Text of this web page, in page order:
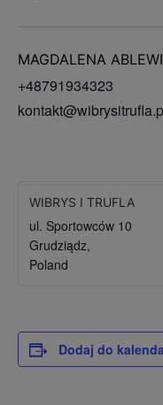
MAGDALENA
+48791934323
WIBRYS I TRUFLA
ul. Sportowców 10
Grudziądz,
Poland
Dodaj do